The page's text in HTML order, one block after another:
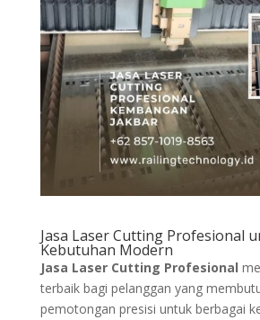
Jasa Laser Cutting Profesional
Kebutuhan Modern
Jasa Laser Cutting Profesional
terbaik bagi pelanggan yang
pemotongan presisi untuk berbagai